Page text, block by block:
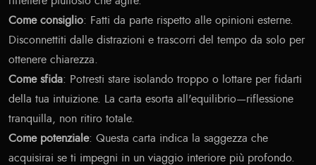
Come consiglio: Fatti da parte rispetto alle opinioni esterne.
Disconnettiti dalle distrazioni e trascorri del tempo da solo per
ottenere chiarezza.
Come sfida: Potresti stare isolando troppo o lottare per fidarti
della tua intuizione. La carta esorta all'equilibrio—riflessione
tranquilla, non ritiro totale.
Come potenziale: Questa carta indica la saggezza che
acquisirai se ti impegni in un viaggio interiore più profondo.